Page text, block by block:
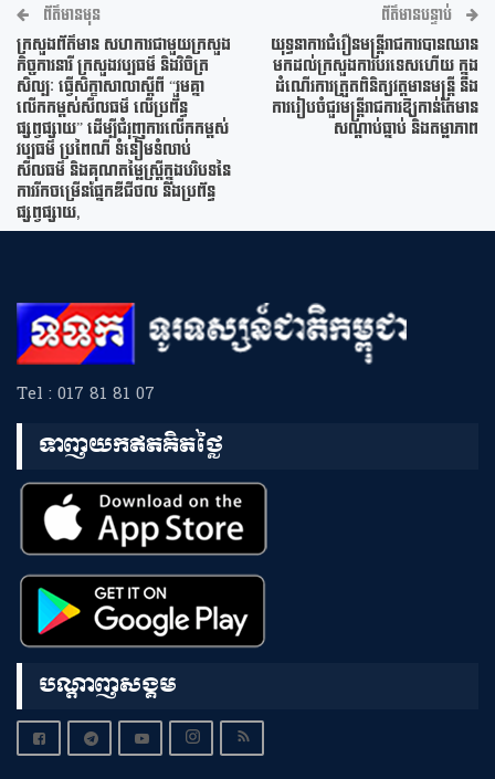
ព័ត៌មានមុន
ក្រសួងព័ត៌មាន សហការជាមួយក្រសួង
កិច្ចការនារី ក្រសួងវប្បធម៌ និងវិចិត្រ
សិល្បៈ ធ្វើសិក្ខាសាលាស្តីពី “រួមគ្នា
លើកកម្ពស់សីលធម៌ លើប្រព័ន្ធ
ផ្សព្វផ្សាយ” ដើម្បីជំរុញការលើកកម្ពស់
វប្បធម៌ ប្រពៃណី ទំនៀមទំលាប់
សីលធម៌ និងគុណតម្លៃស្ត្រីក្នុងបរិបទនៃ
ការរីកចម្រើនផ្នែកឌីជីថល និងប្រព័ន្ធ
ផ្សព្វផ្សាយ,
ព័ត៌មានបន្ទាប់
យុទ្ធនាការជំរឿនមន្ត្រីរាជការបានឈាន
មកដល់ក្រសួងការបរទេសហើយ ក្នុង
ដំណើរការត្រួតពិនិត្យវត្តមានមន្ត្រី និង
ការរៀបចំជួរមន្ត្រីរាជការឱ្យកាន់តែមាន
សណ្តាប់ធ្នាប់ និងតម្លាភាព
Tel : 017 81 81 07
ទាញយកឥតគិតថ្លៃ
បណ្តាញសង្គម